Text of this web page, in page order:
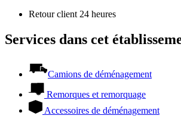
Retour client 24 heures
Services dans cet
Camions de déménagement
Remorques et remorquage
Accessoires de déménagement